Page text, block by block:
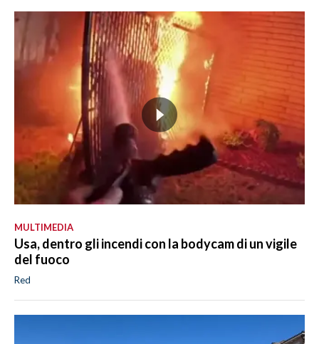
MULTIMEDIA
Usa, dentro gli incendi con la bodycam di un vigile
del fuoco
Red